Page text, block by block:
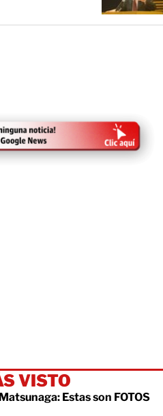
VISTO
Estas son FOTOS